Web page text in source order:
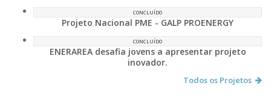
CONCLUÍDO
Projeto Nacional PME - GALP PROENERGY
CONCLUÍDO
ENERAREA desafia jovens a apresentar projeto
inovador.
Todos os Projetos